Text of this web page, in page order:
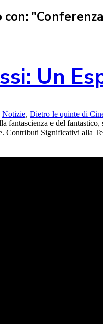
Un
Notizie, Dietro le quinte di
fantascienza e del
Contributi Significativi alla